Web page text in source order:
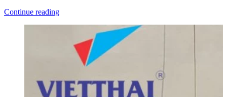
Continue reading